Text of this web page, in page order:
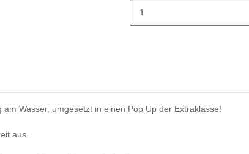
Wasser, umgesetzt in einen Pop Up der Extraklasse!
aus.